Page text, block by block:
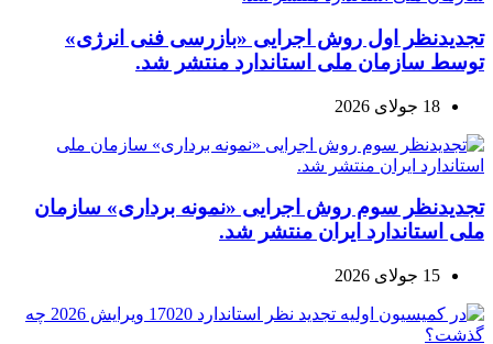
تجدیدنظر اول روش اجرایی «بازرسی فنی انرژی»
توسط سازمان ملی استاندارد منتشر شد.
18 جولای 2026
تجدیدنظر سوم روش اجرایی «نمونه برداری» سازمان
ملی استاندارد ایران منتشر شد.
15 جولای 2026